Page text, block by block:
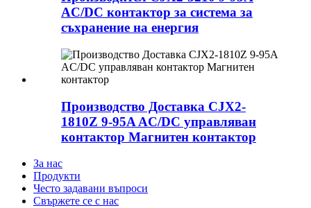
AC/DC контактор за система за
съхранение на енергия
Производство Доставка CJX2-
1810Z 9-95A AC/DC управляван
контактор Магнитен контактор
За нас
Продукти
Често задавани въпроси
Свържете се с нас